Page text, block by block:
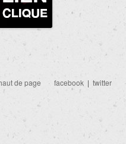
de page facebook | twitter